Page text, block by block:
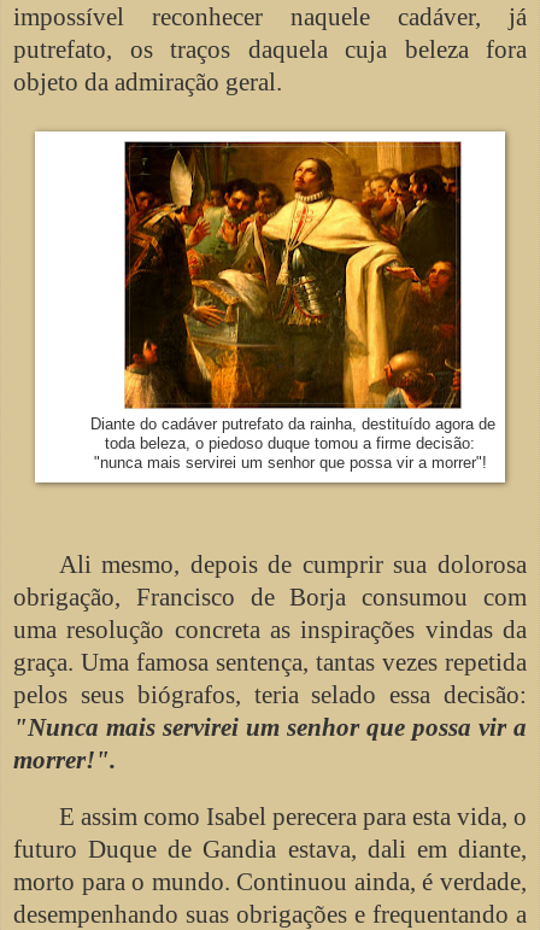
impossível reconhecer naquele cadáver, já
putrefato, os traços daquela cuja beleza fora
objeto da admiração geral.
Diante do cadáver putrefato da rainha, destituído agora de
toda beleza, o piedoso duque tomou a firme decisão:
"nunca mais servirei um senhor que possa vir a morrer"!
Ali mesmo, depois de cumprir sua dolorosa
obrigação, Francisco de Borja consumou com
uma resolução concreta as inspirações vindas da
graça. Uma famosa sentença, tantas vezes repetida
pelos seus biógrafos, teria selado essa decisão:
"Nunca mais servirei um senhor que possa vir a
morrer!".
E assim como Isabel perecera para esta vida, o
futuro Duque de Gandia estava, dali em diante,
morto para o mundo. Continuou ainda, é verdade,
desempenhando suas obrigações e frequentando a